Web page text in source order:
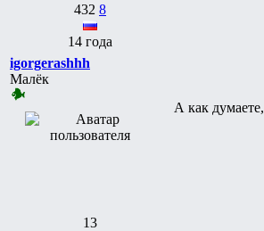
432 8
14 года
igorgerashhh
Малёк
13
А как думаете,